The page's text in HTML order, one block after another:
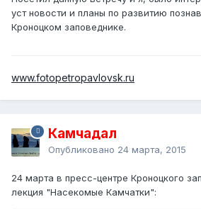
уст новости и планы по развитию
Кроноцком заповеднике.
www.fotopetropavlovsk.ru
Камчадал
Опубликовано 24 марта, 2015
24 марта в пресс-центре Кроноцкого
лекция "Насекомые Камчатки":